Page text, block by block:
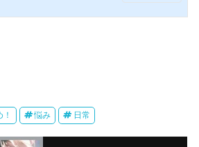
見当日に色んな記事を読み返して、自分の言
悩み 日常